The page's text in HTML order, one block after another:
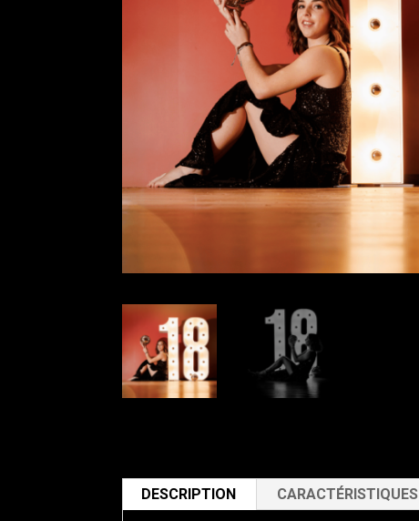
DESCRIPTION CARACTÉRISTIQUES